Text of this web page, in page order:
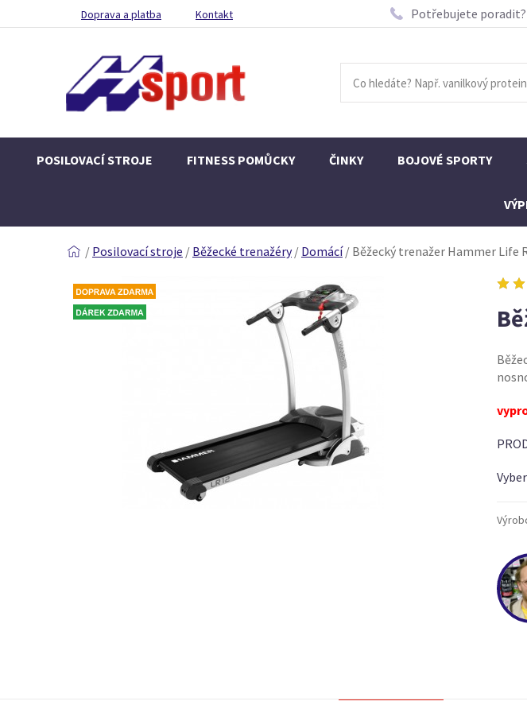
Doprava a platba Kontakt Potřebujete poradit?
POSILOVACÍ STROJE FITNESS POMŮCKY ČINKY BOJOVÉ SPORTY
/ Posilovací stroje / Běžecké trenažéry / Domácí / Běžecký trenažer Hammer Life